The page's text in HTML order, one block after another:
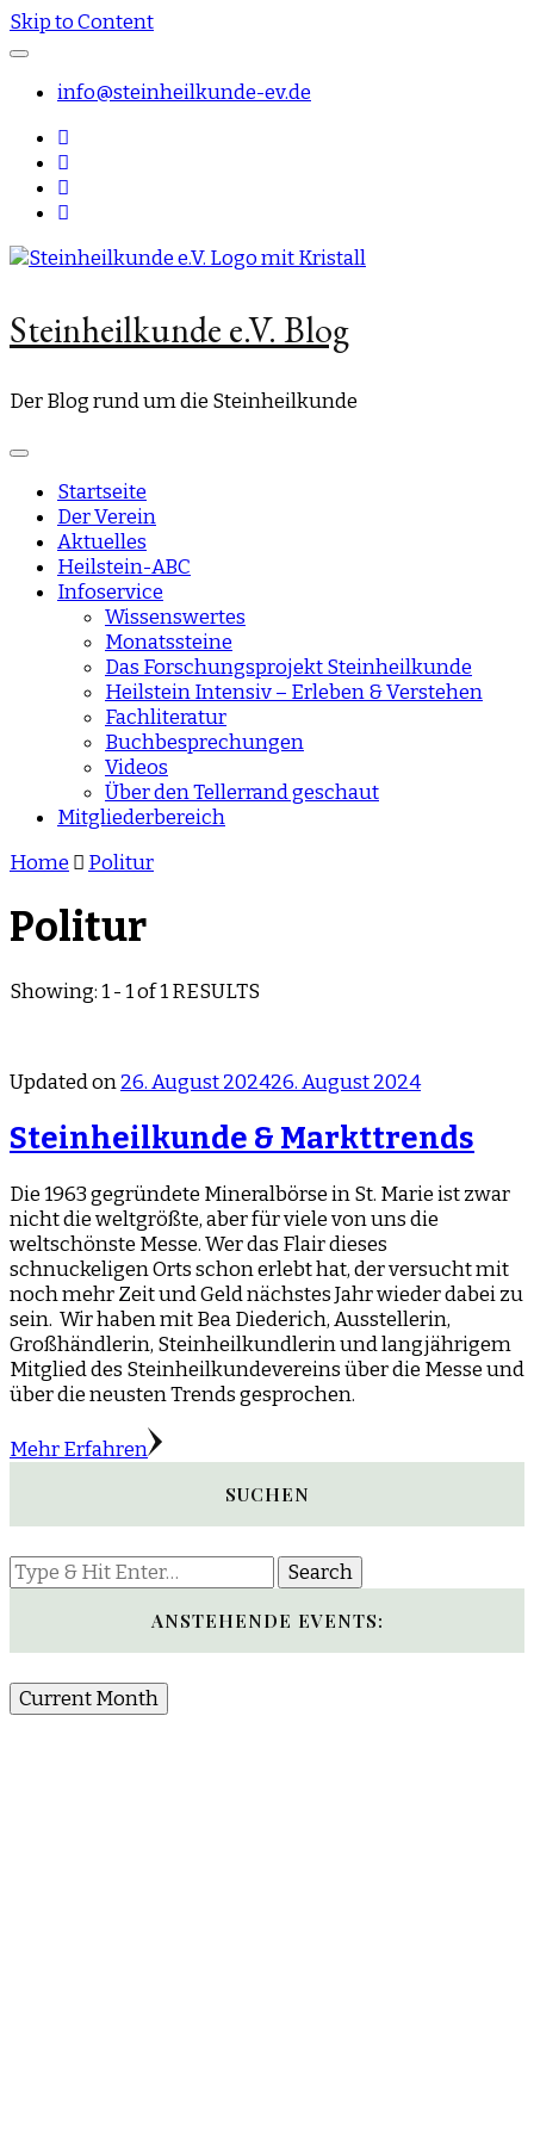
Skip to Content
info@steinheilkunde-ev.de
Steinheilkunde e.V. Blog
Der Blog rund um die Steinheilkunde
Startseite
Der Verein
Aktuelles
Heilstein-ABC
Infoservice
Wissenswertes
Monatssteine
Das Forschungsprojekt Steinheilkunde
Heilstein Intensiv – Erleben & Verstehen
Fachliteratur
Buchbesprechungen
Videos
Über den Tellerrand geschaut
Mitgliederbereich
Home
Politur
Politur
Showing: 1 - 1 of 1 RESULTS
Updated on26. August 202426. August 2024
Steinheilkunde & Markttrends
Die 1963 gegründete Mineralbörse in St. Marie ist zwar
nicht die weltgrößte, aber für viele von uns die
weltschönste Messe. Wer das Flair dieses
schnuckeligen Orts schon erlebt hat, der versucht mit
noch mehr Zeit und Geld nächstes Jahr wieder dabei zu
sein. Wir haben mit Bea Diederich, Ausstellerin,
Großhändlerin, Steinheilkundlerin und langjährigem
Mitglied des Steinheilkundevereins über die Messe und
über die neusten Trends gesprochen.
Mehr Erfahren
SUCHEN
Looking
for
ANSTEHENDE EVENTS:
Current Month